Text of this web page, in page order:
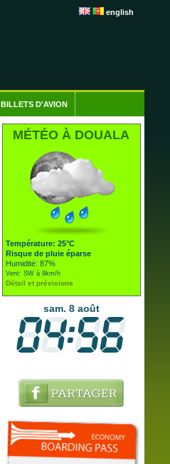
english
BILLETS D'AVION
MÉTÉO À DOUALA
Température: 25°C
Risque de pluie éparse
Humidité: 87%
Vent: SW à 9km/h
Détail et prévisions
sam. 8 août